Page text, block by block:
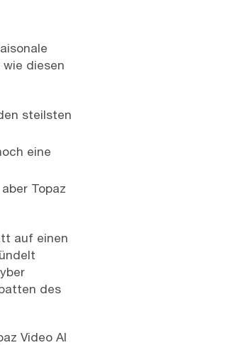
diesen
steilsten
eine
Topaz
auf einen
des
Video AI